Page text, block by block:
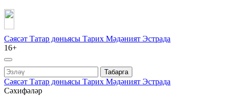
Сәясәт Татар дөньясы Тарих Мәдәният Эстрада
16+
Табарга
Сәясәт Татар дөньясы Тарих Мәдәният Эстрада
Сәхифәләр